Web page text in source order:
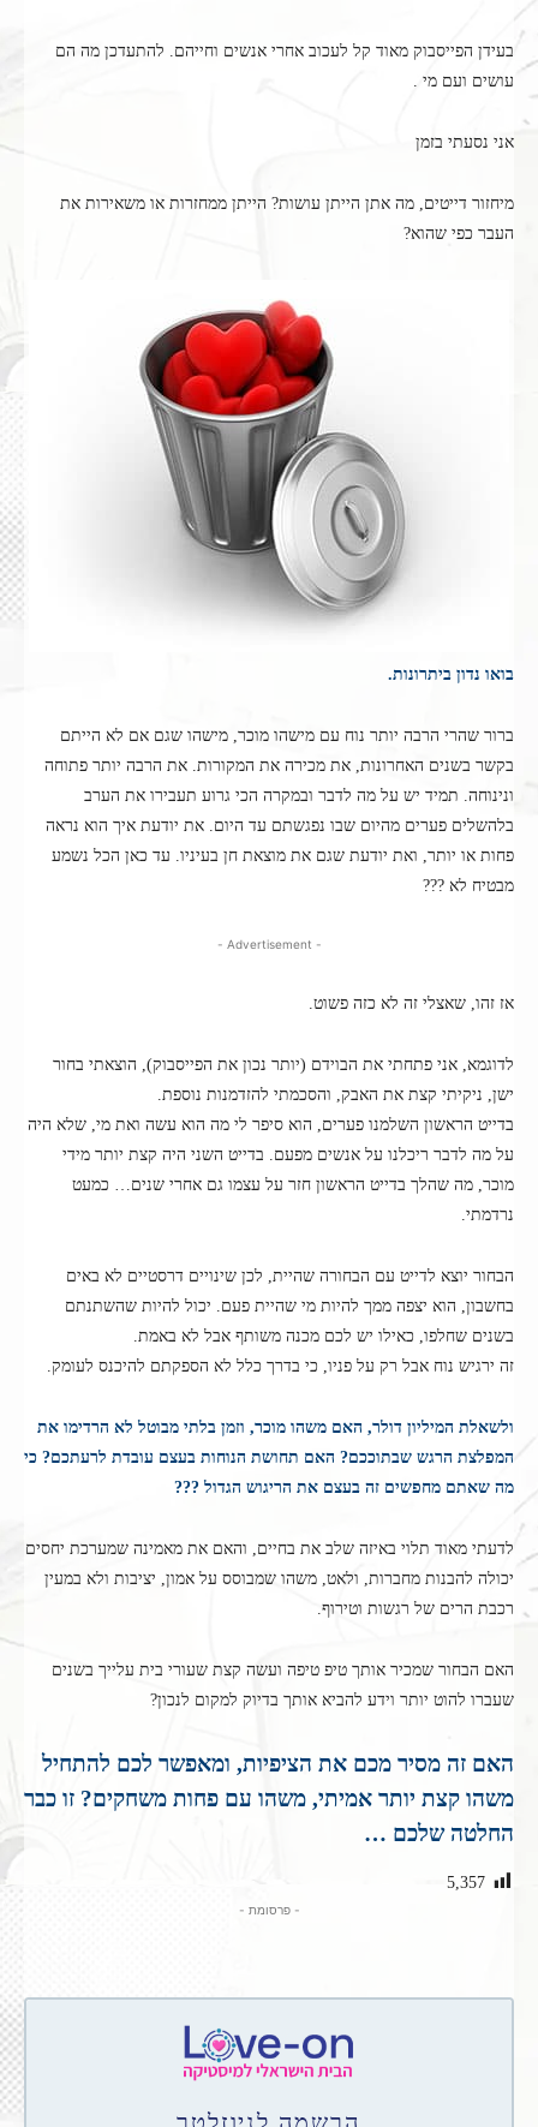
בעידן הפייסבוק מאוד קל לעכוב אחרי אנשים וחייהם. להתעדכן מה הם
עושים ועם מי .
אני נסעתי בזמן
מיחזור דייטים, מה אתן הייתן עושות? הייתן ממחזרות או משאירות את
העבר כפי שהוא?
בואו נדון ביתרונות.
ברור שהרי הרבה יותר נוח עם מישהו מוכר, מישהו שגם אם לא הייתם
בקשר בשנים האחרונות, את מכירה את המקורות. את הרבה יותר פתוחה
ונינוחה. תמיד יש על מה לדבר ובמקרה הכי גרוע תעבירו את הערב
בלהשלים פערים מהיום שבו נפגשתם עד היום. את יודעת איך הוא נראה
פחות או יותר, ואת יודעת שגם את מוצאת חן בעיניו. עד כאן הכל נשמע
מבטיח לא ???
- Advertisement -
אז זהו, שאצלי זה לא כזה פשוט.
לדוגמא, אני פתחתי את הבוידם (יותר נכון את הפייסבוק), הוצאתי בחור
ישן, ניקיתי קצת את האבק, והסכמתי להזדמנות נוספת.
בדייט הראשון השלמנו פערים, הוא סיפר לי מה הוא עשה ואת מי, שלא היה
על מה לדבר ריכלנו על אנשים מפעם. בדייט השני היה קצת יותר מידי
מוכר, מה שהלך בדייט הראשון חזר על עצמו גם אחרי שנים… כמעט
נרדמתי.
הבחור יוצא לדייט עם הבחורה שהיית, לכן שינויים דרסטיים לא באים
בחשבון, הוא יצפה ממך להיות מי שהיית פעם. יכול להיות שהשתנתם
בשנים שחלפו, כאילו יש לכם מכנה משותף אבל לא באמת.
זה ירגיש נוח אבל רק על פניו, כי בדרך כלל לא הספקתם להיכנס לעומק.
ולשאלת המיליון דולר, האם משהו מוכר, וזמן בלתי מבוטל לא הרדימו את
המפלצת הרגש שבתוככם? האם תחושת הנוחות בעצם עובדת לרעתכם? כי
מה שאתם מחפשים זה בעצם את הריגוש הגדול ???
לדעתי מאוד תלוי באיזה שלב את בחיים, והאם את מאמינה שמערכת יחסים
יכולה להבנות מחברות, ולאט, משהו שמבוסס על אמון, יציבות ולא במעין
רכבת הרים של רגשות וטירוף.
האם הבחור שמכיר אותך טיפ טיפה ועשה קצת שעורי בית עלייך בשנים
שעברו להוט יותר וידע להביא אותך בדיוק למקום לנכון?
האם זה מסיר מכם את הציפיות, ומאפשר לכם להתחיל
משהו קצת יותר אמיתי, משהו עם פחות משחקים? זו כבר
החלטה שלכם …
5,357
- פרסומת -
הרשמה לניוזלטר